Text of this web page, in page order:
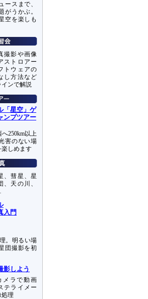
ースまで、
がうかぶ。
空を楽しも
撮影や画像
ストロアー
トウェアの
し方法など
インで解説
「星空」ゲ
ンプツアー
250km以上
害のない場
楽しめます
、彗星、星
、天の川、
入門
。明るい場
団撮影を初
影しよう
メラで動画
テライメー
処理